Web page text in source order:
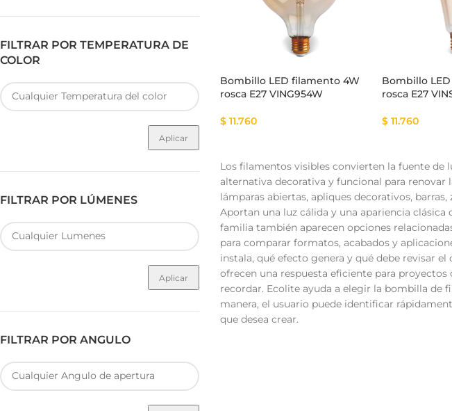
FILTRAR POR TEMPERATURA DE
COLOR
Aplicar
FILTRAR POR LÚMENES
Aplicar
FILTRAR POR ANGULO
Bombillo LED filamento 4W
rosca E27 VING954W
$ 11.760
Bombillo
rosca E27
$11.760
Los filamentos visibles convierten la fuente de
alternativa decorativa y funcional para
lámparas abiertas, apliques decorativos,
Aportan una luz cálida y una apariencia clásica
familia también aparecen opciones
para comparar formatos, acabados y
instala, qué efecto genera y qué debe revisar
ofrecen una respuesta eficiente para
recordar. Ecolite ayuda a elegir la bombilla de
manera, el usuario puede identificar
que desea crear.